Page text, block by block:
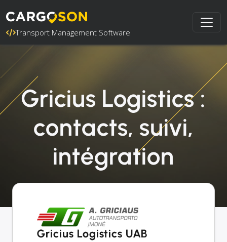
Transport Management Software
Gricius Logistics :
contacts, suivi,
intégration
Gricius Logistics UAB